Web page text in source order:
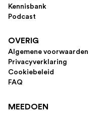
Kennisbank
Podcast
OVERIG
Algemene voorwaarden
Privacyverklaring
Cookiebeleid
FAQ
MEEDOEN